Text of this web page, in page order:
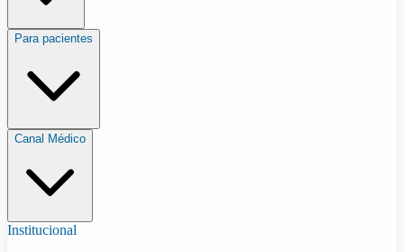
Para pacientes
Canal Médico
Institucional